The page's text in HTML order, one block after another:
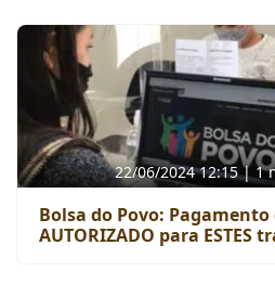
22/06/2024 12:15 | 1
Bolsa do Povo: Pagamento
AUTORIZADO para ESTES